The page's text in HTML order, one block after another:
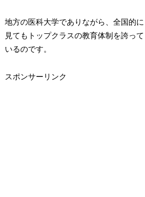
地方の医科大学でありながら、全国的に
見てもトップクラスの教育体制を誇って
いるのです。
スポンサーリンク